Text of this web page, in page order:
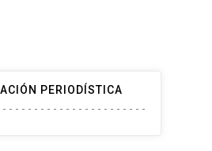
PERIODÍSTICA